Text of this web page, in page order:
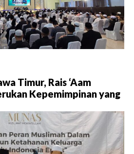
Timur, Rais ‘Aam
Kepemimpinan yang